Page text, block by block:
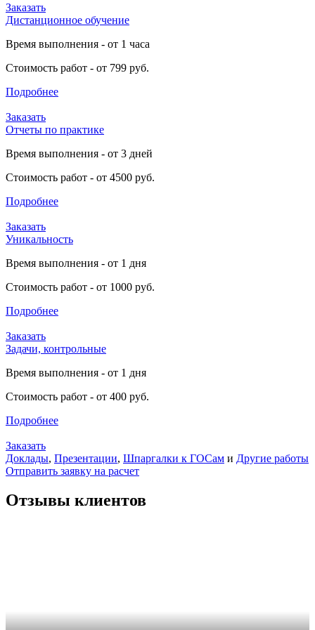
Заказать
Дистанционное обучение
Время выполнения - от 1 часа
Стоимость работ - от 799 руб.
Подробнее
Заказать
Отчеты по практике
Время выполнения - от 3 дней
Стоимость работ - от 4500 руб.
Подробнее
Заказать
Уникальность
Время выполнения - от 1 дня
Стоимость работ - от 1000 руб.
Подробнее
Заказать
Задачи, контрольные
Время выполнения - от 1 дня
Стоимость работ - от 400 руб.
Подробнее
Заказать
Доклады, Презентации, Шпаргалки к ГОСам и Другие работы
Отправить заявку на расчет
Отзывы клиентов